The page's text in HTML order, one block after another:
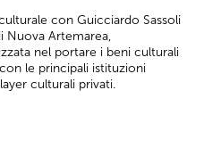
con Guicciardo Sassoli
Nuova Artemarea,
nel portare i beni culturali
le principali istituzioni
culturali privati.